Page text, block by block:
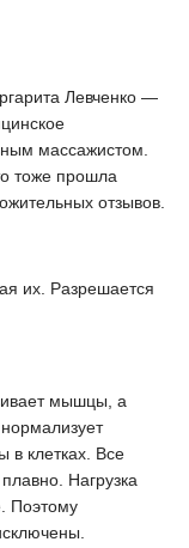
Левченко —
массажистом.
тоже прошла
отзывов.
их. Разрешается
мышцы, а
в клетках. Все
Нагрузка
Поэтому